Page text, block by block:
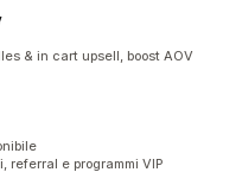
& in cart upsell, boost AOV
referral e programmi VIP